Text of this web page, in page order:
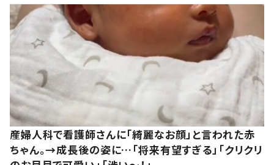
産婦人科で看護師さんに「綺麗なお顔」と言われた赤
ちゃん。→成長後の姿に…「将来有望すぎる」「クリクリ